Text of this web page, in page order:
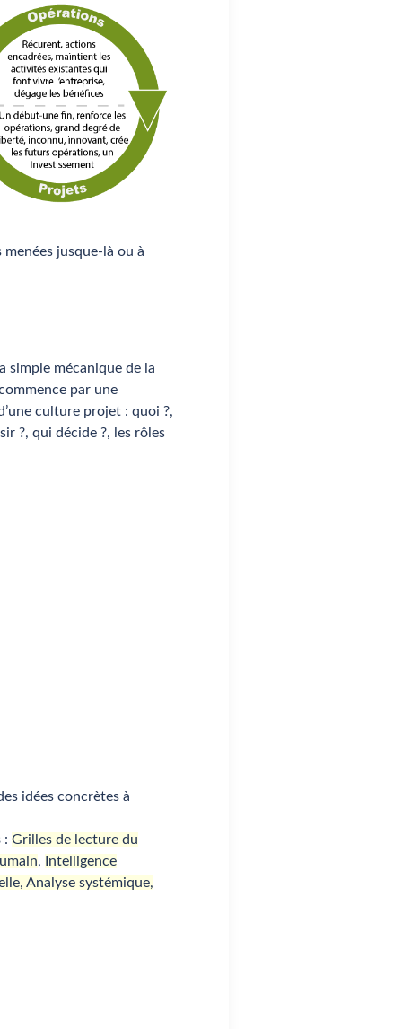
jusque-là ou à
simple mécanique de la
par une
culture projet : quoi ?,
?, qui décide ?, les rôles
idées concrètes à
: Grilles de lecture du
,
Intelligence
, Analyse systémique,